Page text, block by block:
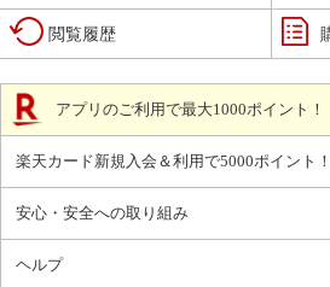
閲覧履歴
アプリのご利用で最大1000ポイント！
楽天カード新規入会＆利用で5000ポイント！
安心・安全への取り組み
ヘルプ